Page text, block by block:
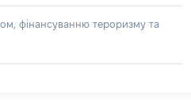
фінансуванню тероризму та